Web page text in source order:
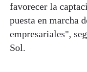
favorecer la
puesta en marcha
empresariales",
Sol.